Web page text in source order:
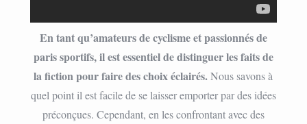
En tant qu’amateurs de cyclisme et passionnés de
paris sportifs, il est essentiel de distinguer les faits de
la fiction pour faire des choix éclairés.Nous savons à
quel point il est facile de se laisser emporter par des idées
préconçues. Cependant, en les confrontant avec des